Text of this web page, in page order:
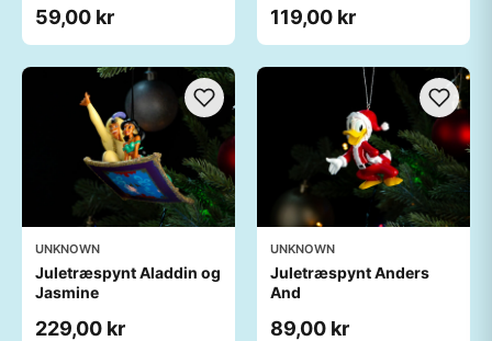
59,00 kr 119,00 kr
UNKNOWN
Juletræspynt Aladdin og
Jasmine
229,00 kr
UNKNOWN
Juletræspynt Anders
And
89,00 kr